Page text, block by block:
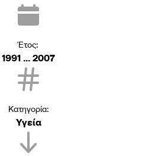
Έτος:
1991 ... 2007
Κατηγορία:
Υγεία